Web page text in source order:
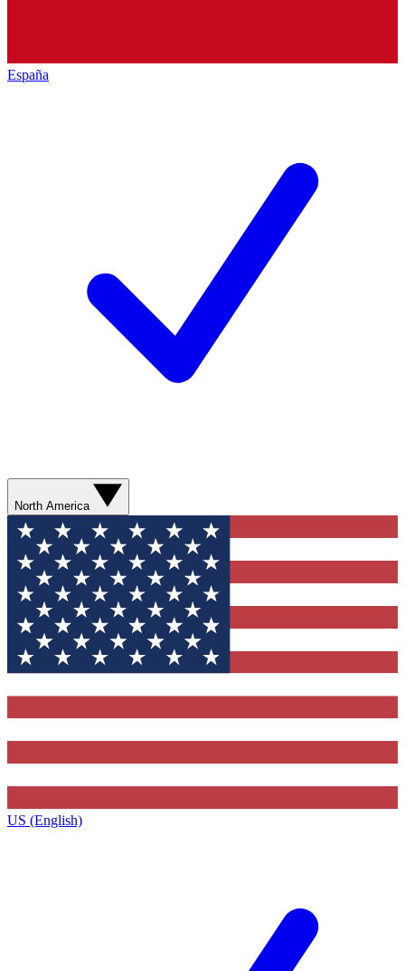
España
North America
US (English)